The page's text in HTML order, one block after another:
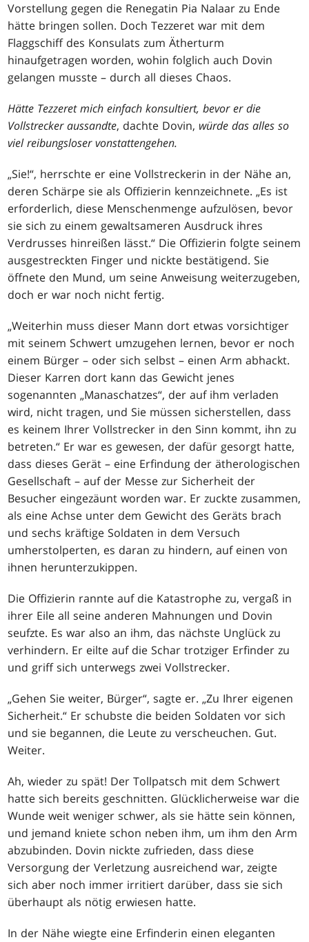
Vorstellung gegen die Renegatin Pia Nalaar zu Ende
hätte bringen sollen. Doch Tezzeret war mit dem
Flaggschiff des Konsulats zum Ätherturm
hinaufgetragen worden, wohin folglich auch Dovin
gelangen musste – durch all dieses Chaos.
Hätte Tezzeret mich einfach konsultiert, bevor er die
Vollstrecker aussandte, dachte Dovin, würde das alles so
viel reibungsloser vonstattengehen.
„Sie!“, herrschte er eine Vollstreckerin in der Nähe an,
deren Schärpe sie als Offizierin kennzeichnete. „Es ist
erforderlich, diese Menschenmenge aufzulösen, bevor
sie sich zu einem gewaltsameren Ausdruck ihres
Verdrusses hinreißen lässt.“ Die Offizierin folgte seinem
ausgestreckten Finger und nickte bestätigend. Sie
öffnete den Mund, um seine Anweisung weiterzugeben,
doch er war noch nicht fertig.
„Weiterhin muss dieser Mann dort etwas vorsichtiger
mit seinem Schwert umzugehen lernen, bevor er noch
einem Bürger – oder sich selbst – einen Arm abhackt.
Dieser Karren dort kann das Gewicht jenes
sogenannten „Manaschatzes“, der auf ihm verladen
wird, nicht tragen, und Sie müssen sicherstellen, dass
es keinem Ihrer Vollstrecker in den Sinn kommt, ihn zu
betreten.“ Er war es gewesen, der dafür gesorgt hatte,
dass dieses Gerät – eine Erfindung der ätherologischen
Gesellschaft – auf der Messe zur Sicherheit der
Besucher eingezäunt worden war. Er zuckte zusammen,
als eine Achse unter dem Gewicht des Geräts brach
und sechs kräftige Soldaten in dem Versuch
umherstolperten, es daran zu hindern, auf einen von
ihnen herunterzukippen.
Die Offizierin rannte auf die Katastrophe zu, vergaß in
ihrer Eile all seine anderen Mahnungen und Dovin
seufzte. Es war also an ihm, das nächste Unglück zu
verhindern. Er eilte auf die Schar trotziger Erfinder zu
und griff sich unterwegs zwei Vollstrecker.
„Gehen Sie weiter, Bürger“, sagte er. „Zu Ihrer eigenen
Sicherheit.“ Er schubste die beiden Soldaten vor sich
und sie begannen, die Leute zu verscheuchen. Gut.
Weiter.
Ah, wieder zu spät! Der Tollpatsch mit dem Schwert
hatte sich bereits geschnitten. Glücklicherweise war die
Wunde weit weniger schwer, als sie hätte sein können,
und jemand kniete schon neben ihm, um ihm den Arm
abzubinden. Dovin nickte zufrieden, dass diese
Versorgung der Verletzung ausreichend war, zeigte
sich aber noch immer irritiert darüber, dass sie sich
überhaupt als nötig erwiesen hatte.
In der Nähe wiegte eine Erfinderin einen eleganten